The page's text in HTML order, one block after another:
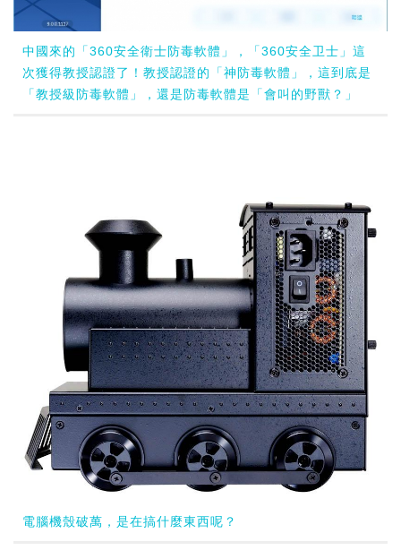
中國來的「360安全衛士防毒軟體」，「360安全卫士」這
次獲得教授認證了！教授認證的「神防毒軟體」，這到底是
「教授級防毒軟體」，還是防毒軟體是「會叫的野獸？」
電腦機殼破萬，是在搞什麼東西呢？